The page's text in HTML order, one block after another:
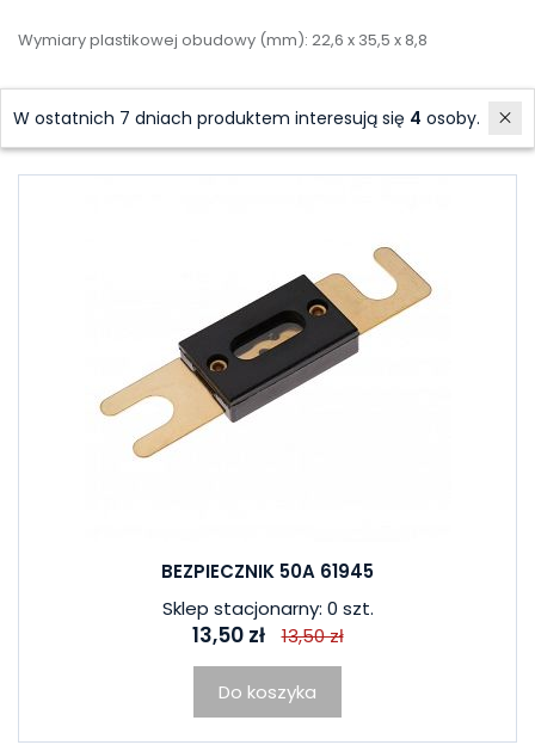
Wymiary plastikowej obudowy (mm): 22,6 x 35,5 x 8,8
Akcesoria Polecane produkty
BEZPIECZNIK 50A 61945
Sklep stacjonarny: 0 szt.
13,50 zł 13,50 zł
Do koszyka
W ostatnich 7 dniach produktem interesują się 4 osoby.